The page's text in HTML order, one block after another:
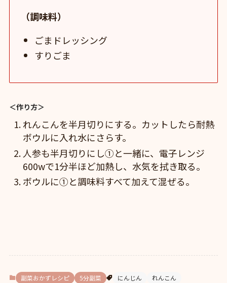
（調味料）
ごまドレッシング
すりごま
＜作り方＞
れんこんを半月切りにする。カットしたら耐熱
ボウルに入れ水にさらす。
人参も半月切りにし①と一緒に、電子レンジ
600wで1分半ほど加熱し、水気を拭き取る。
ボウルに①と調味料すべて加えて混ぜる。
副菜おかずレシピ 5分副菜 にんじん れんこん